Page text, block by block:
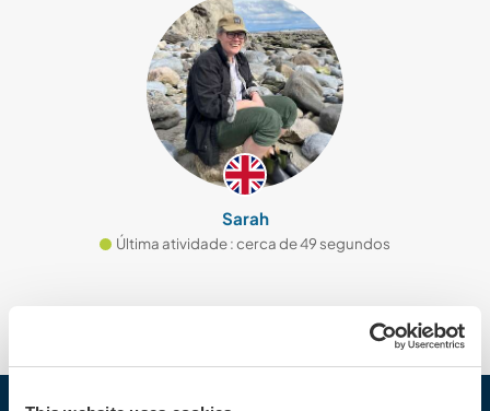
Sarah
Última atividade : cerca de 49 segundos